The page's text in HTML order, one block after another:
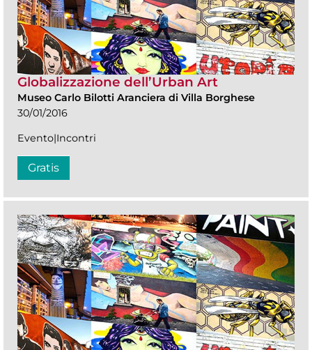
Globalizzazione dell’Urban Art
Museo Carlo Bilotti Aranciera di Villa Borghese
30/01/2016
Evento|Incontri
Gratis